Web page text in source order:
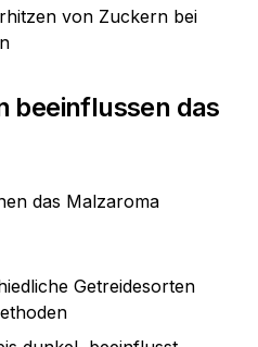
von Zuckern bei
beeinflussen das
das Malzaroma
Getreidesorten